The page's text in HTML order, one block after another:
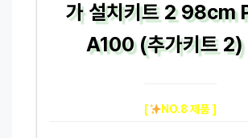
가 설치키트 2 98cm
A100 (추가키트 2)
[ NO.8 제품 ]